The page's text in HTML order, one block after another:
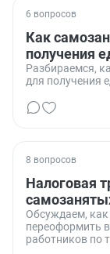
6 вопросов
Как
получения
Разбираемся,
для получения
8 вопросов
Налоговая
Обсуждаем, как
переоформить
работников по